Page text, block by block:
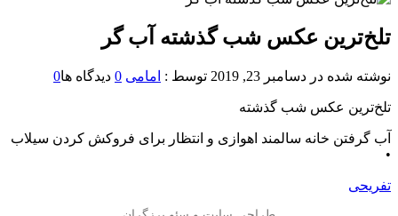
تلخ‌ترین عکس شب گذشته آب گر
نوشته شده در دسامبر 23, 2019 توسط : امامی 0 دیدگاه ها0
تلخ‌ترین عکس شب گذشته
آب گرفتن خانه سالمند اهوازی و انتظار برای فروکش کردن سیلاب‌
•
تفریحی